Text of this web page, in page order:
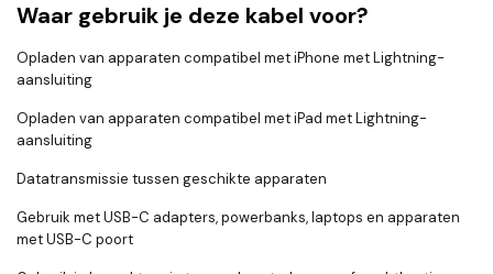
Waar gebruik je deze kabel voor?
Opladen van apparaten compatibel met iPhone met Lightning-
aansluiting
Opladen van apparaten compatibel met iPad met Lightning-
aansluiting
Datatransmissie tussen geschikte apparaten
Gebruik met USB-C adapters, powerbanks, laptops en apparaten
met USB-C poort